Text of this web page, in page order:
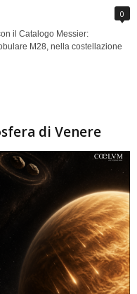
0
il Catalogo Messier:
M28, nella costellazione
di Venere